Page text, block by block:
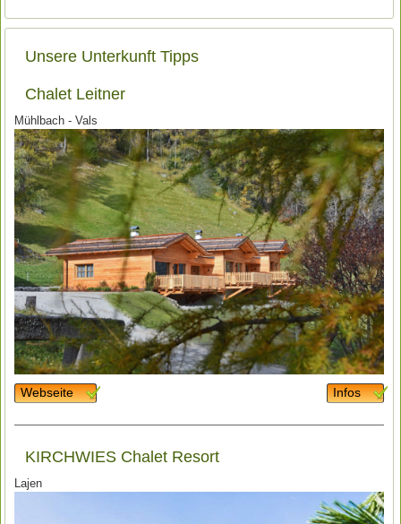
Unsere Unterkunft Tipps
Chalet Leitner
Mühlbach - Vals
Webseite Infos
KIRCHWIES Chalet Resort
Lajen